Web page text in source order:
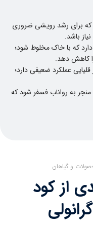
که برای رشد رویشی ضروری
باشد.
دارد که با خاک مخلوط شود؛
کاهش دهد.
عملکرد ضعیفی دارد؛
منجر به رواناب فسفر شود که
و گیاهان
از کود